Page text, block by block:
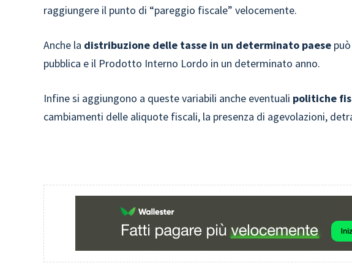
raggiungere il punto di “pareggio fiscale” velocemente.
Anche la distribuzione delle tasse in un determinato paese
pubblica e il Prodotto Interno Lordo in un determinato anno.
Infine si aggiungono a queste variabili anche eventuali politiche
cambiamenti delle aliquote fiscali, la presenza di agevolazioni,